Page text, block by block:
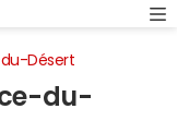
Désert
du-